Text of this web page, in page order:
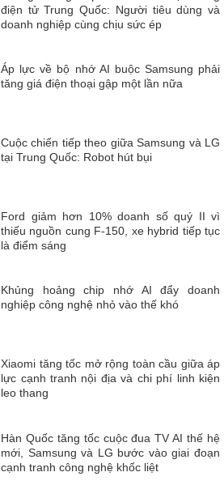
điện tử Trung Quốc: Người tiêu dùng và
doanh nghiệp cùng chịu sức ép
Áp lực về bộ nhớ AI buộc Samsung phải
tăng giá điện thoại gập một lần nữa
Cuộc chiến tiếp theo giữa Samsung và LG
tại Trung Quốc: Robot hút bụi
Ford giảm hơn 10% doanh số quý II vì
thiếu nguồn cung F-150, xe hybrid tiếp tục
là điểm sáng
Khủng hoảng chip nhớ AI đẩy doanh
nghiệp công nghệ nhỏ vào thế khó
Xiaomi tăng tốc mở rộng toàn cầu giữa áp
lực cạnh tranh nội địa và chi phí linh kiện
leo thang
Hàn Quốc tăng tốc cuộc đua TV AI thế hệ
mới, Samsung và LG bước vào giai đoạn
cạnh tranh công nghệ khốc liệt